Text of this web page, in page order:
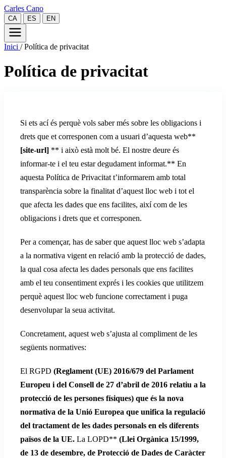
Carles Cano
CA ES EN
Inici / Política de privacitat
Política de privacitat
Si ets ací és perquè vols saber més sobre les obligacions i
drets que et corresponen com a usuari d’aquesta web**
[site-url] ** i això està molt bé. El nostre deure és
informar-te i el teu estar degudament informat.** En
aquesta Política de Privacitat t’informarem amb total
transparència sobre la finalitat d’aquest lloc web i tot el
que afecta les dades que ens facilites, així com de les
obligacions i drets que et corresponen.
Per a començar, has de saber que aquest lloc web s’adapta
a la normativa vigent en relació amb la protecció de dades,
la qual cosa afecta les dades personals que ens facilites
amb el teu consentiment exprés i les cookies que utilitzem
perquè aquest lloc web funcione correctament i puga
desenvolupar la seua activitat.
Concretament, aquest web s’ajusta al compliment de les
següents normatives:
El RGPD (Reglament (UE) 2016/679 del Parlament
Europeu i del Consell de 27 d’abril de 2016 relatiu a la
protecció de les persones físiques) que és la nova
normativa de la Unió Europea que unifica la regulació
del tractament de les dades personals en els diferents
països de la UE. La LOPD** (Llei Orgànica 15/1999,
de 13 de desembre, de Protecció de Dades de Caràcter